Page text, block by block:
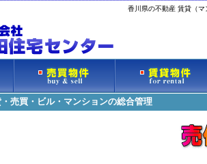
香川県の不動産 賃貸（
売買・ビル・マンションの総合管理